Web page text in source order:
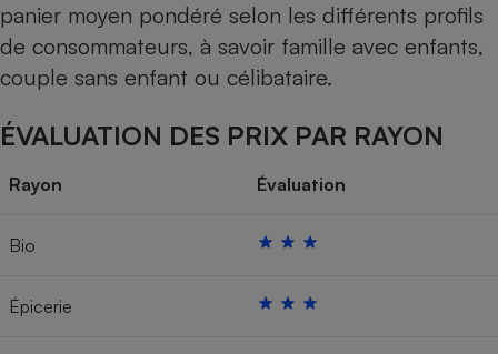
panier moyen pondéré selon les différents profils
de consommateurs, à savoir famille avec enfants,
couple sans enfant ou célibataire.
ÉVALUATION DES PRIX PAR RAYON
Rayon Évaluation
Bio
Épicerie